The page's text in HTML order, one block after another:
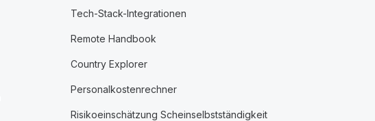
Tech-Stack-Integrationen
Remote Handbook
Country Explorer
Personalkostenrechner
Risikoeinschätzung Scheinselbstständigkeit